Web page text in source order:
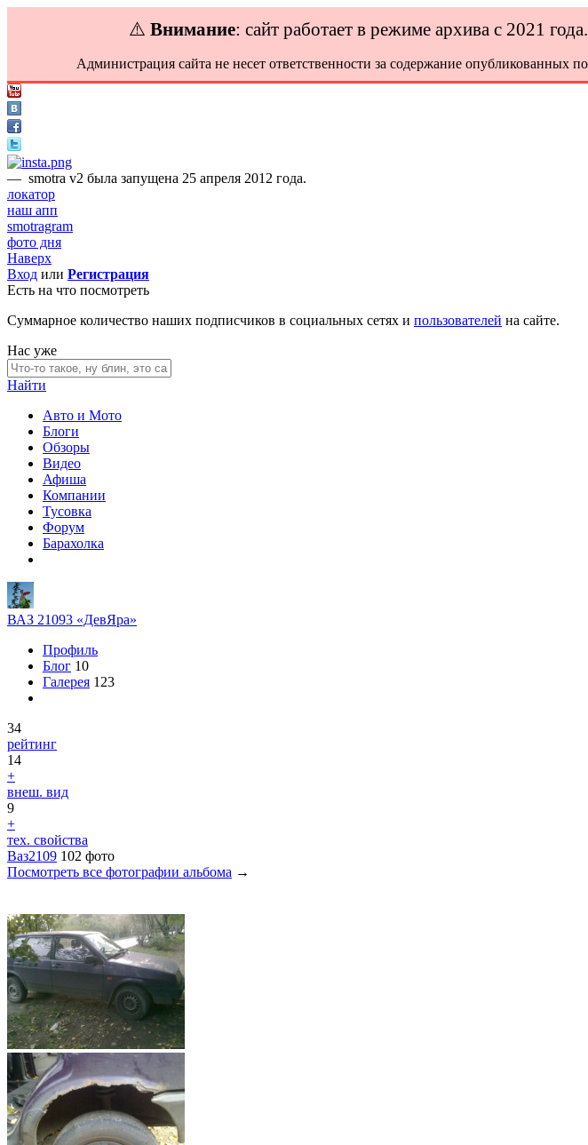
⚠️ Внимание: сайт работает в режиме архива с 2021
Администрация сайта не несет ответственности за содержание опубликованных
— smotra v2 была запущена 25 апреля 2012 года.
локатор
наш апп
smotragram
фото дня
Наверх
Вход или Регистрация
Есть на что посмотреть
Суммарное количество наших подписчиков в социальных сетях и пользователей на сайте.
Нас уже
Найти
Авто и Мото
Блоги
Обзоры
Видео
Афиша
Компании
Тусовка
Форум
Барахолка
ВАЗ 21093 «ДевЯра»
Профиль
Блог 10
Галерея 123
34
рейтинг
14
+
внеш. вид
9
+
тех. свойства
Ваз2109 102 фото
Посмотреть все фотографии альбома →